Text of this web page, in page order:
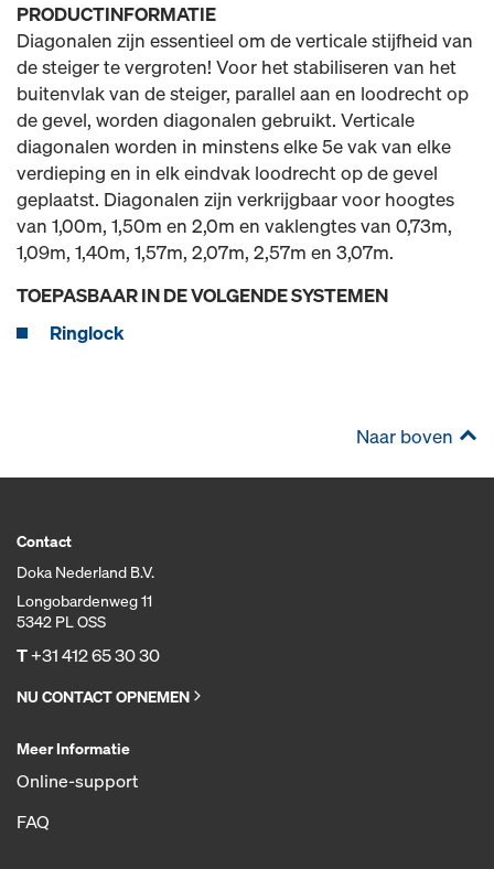
PRODUCTINFORMATIE
Diagonalen zijn essentieel om de verticale stijfheid van
de steiger te vergroten! Voor het stabiliseren van het
buitenvlak van de steiger, parallel aan en loodrecht op
de gevel, worden diagonalen gebruikt. Verticale
diagonalen worden in minstens elke 5e vak van elke
verdieping en in elk eindvak loodrecht op de gevel
geplaatst. Diagonalen zijn verkrijgbaar voor hoogtes
van 1,00m, 1,50m en 2,0m en vaklengtes van 0,73m,
1,09m, 1,40m, 1,57m, 2,07m, 2,57m en 3,07m.
TOEPASBAAR IN DE VOLGENDE SYSTEMEN
Ringlock
Naar boven
Contact
Doka Nederland B.V.
Longobardenweg 11
5342 PL OSS
T+31 412 65 30 30
NU CONTACT OPNEMEN
Meer Informatie
Online-support
FAQ